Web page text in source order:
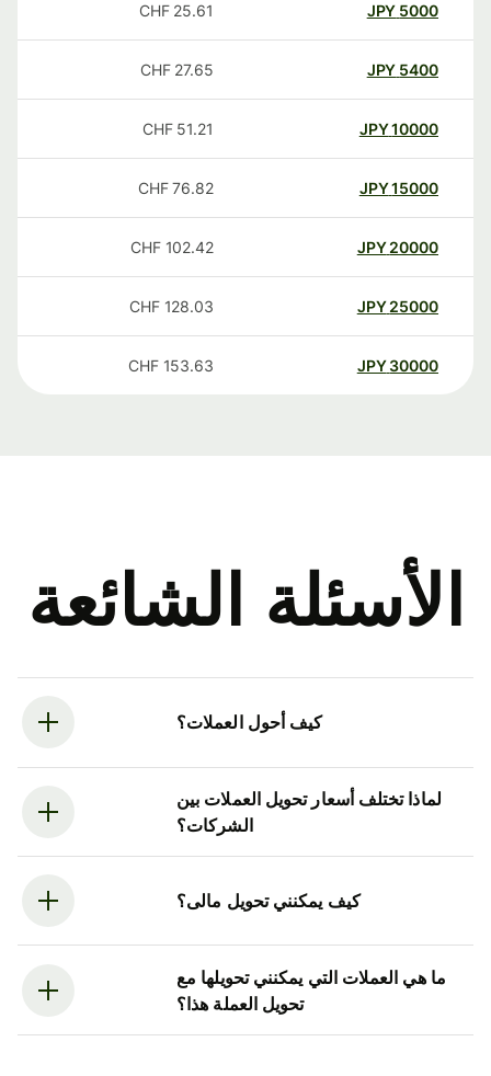
5000
JPY
25.61
CHF
5400
JPY
27.65
CHF
10000
JPY
51.21
CHF
15000
JPY
76.82
CHF
20000
JPY
102.42
CHF
25000
JPY
128.03
CHF
30000
JPY
153.63
CHF
الأسئلة الشائعة
كيف أحول العملات؟
لماذا تختلف أسعار تحويل العملات بين
الشركات؟
كيف يمكنني تحويل مالى؟
ما هي العملات التي يمكنني تحويلها مع
تحويل العملة هذا؟